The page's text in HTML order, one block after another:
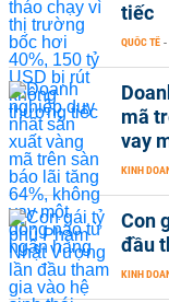
tiếc
QUỐC TẾ -
mã
vay
KINH
Con
đầu
KINH